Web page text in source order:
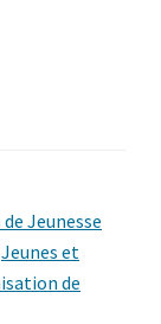
Jeunesse
Jeunes et
de